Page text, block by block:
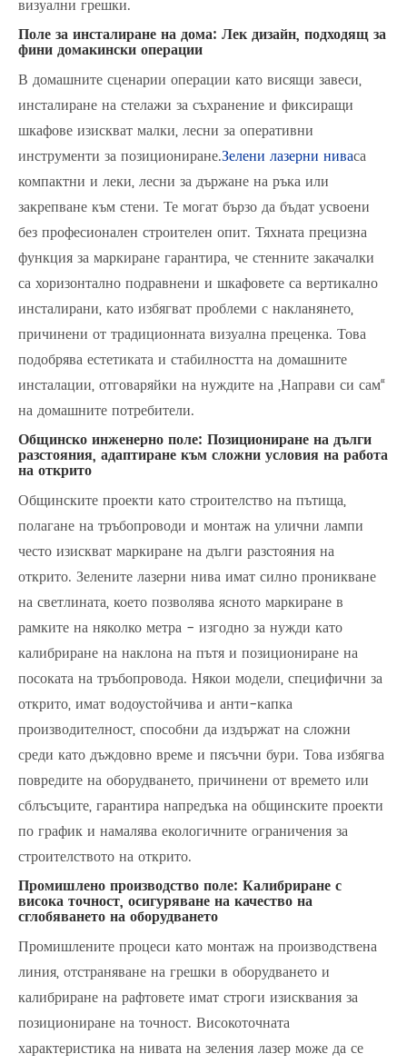
визуални грешки.
Поле за инсталиране на дома: Лек дизайн, подходящ за
фини домакински операции
В домашните сценарии операции като висящи завеси,
инсталиране на стелажи за съхранение и фиксиращи
шкафове изискват малки, лесни за оперативни
инструменти за позициониране.Зелени лазерни ниваса
компактни и леки, лесни за държане на ръка или
закрепване към стени. Те могат бързо да бъдат усвоени
без професионален строителен опит. Тяхната прецизна
функция за маркиране гарантира, че стенните закачалки
са хоризонтално подравнени и шкафовете са вертикално
инсталирани, като избягват проблеми с накланянето,
причинени от традиционната визуална преценка. Това
подобрява естетиката и стабилността на домашните
инсталации, отговаряйки на нуждите на „Направи си сам“
на домашните потребители.
Общинско инженерно поле: Позициониране на дълги
разстояния, адаптиране към сложни условия на работа
на открито
Общинските проекти като строителство на пътища,
полагане на тръбопроводи и монтаж на улични лампи
често изискват маркиране на дълги разстояния на
открито. Зелените лазерни нива имат силно проникване
на светлината, което позволява ясното маркиране в
рамките на няколко метра - изгодно за нужди като
калибриране на наклона на пътя и позициониране на
посоката на тръбопровода. Някои модели, специфични за
открито, имат водоустойчива и анти-капка
производителност, способни да издържат на сложни
среди като дъждовно време и пясъчни бури. Това избягва
повредите на оборудването, причинени от времето или
сблъсъците, гарантира напредъка на общинските проекти
по график и намалява екологичните ограничения за
строителството на открито.
Промишлено производство поле: Калибриране с
висока точност, осигуряване на качество на
сглобяването на оборудването
Промишлените процеси като монтаж на производствена
линия, отстраняване на грешки в оборудването и
калибриране на рафтовете имат строги изисквания за
позициониране на точност. Високоточната
характеристика на нивата на зеления лазер може да се